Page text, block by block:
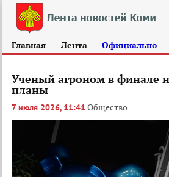
Главная Лента Официально
Ученый агроном в финале
планы
7 июля 2026, 11:41 Общество